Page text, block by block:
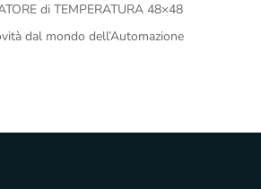
di TEMPERATURA 48×48
dal mondo dell’Automazione